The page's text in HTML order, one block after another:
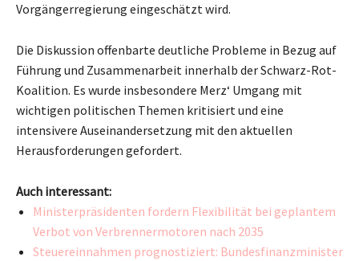
Vorgängerregierung eingeschätzt wird.
Die Diskussion offenbarte deutliche Probleme in Bezug auf
Führung und Zusammenarbeit innerhalb der Schwarz-Rot-
Koalition. Es wurde insbesondere Merz‘ Umgang mit
wichtigen politischen Themen kritisiert und eine
intensivere Auseinandersetzung mit den aktuellen
Herausforderungen gefordert.
Auch interessant:
Ministerpräsidenten fordern Flexibilität bei geplantem
Verbot von Verbrennermotoren nach 2035
Steuereinnahmen prognostiziert: Bundesfinanzminister